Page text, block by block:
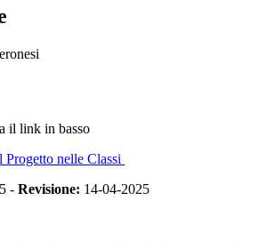
il link in basso
Progetto nelle Classi
- Revisione: 14-04-2025